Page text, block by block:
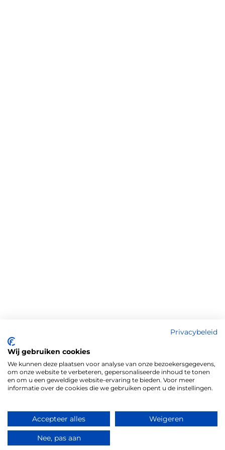
Privacybeleid
Wij gebruiken cookies
We kunnen deze plaatsen voor analyse van onze bezoekersgegevens,
om onze website te verbeteren, gepersonaliseerde inhoud te tonen
en om u een geweldige website-ervaring te bieden. Voor meer
informatie over de cookies die we gebruiken opent u de instellingen.
Accepteer alles Weigeren
Nee, pas aan